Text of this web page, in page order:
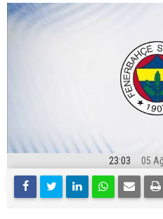
23:03 05